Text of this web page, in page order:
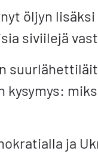
öljyn
siviilejä
kysymys:
ja